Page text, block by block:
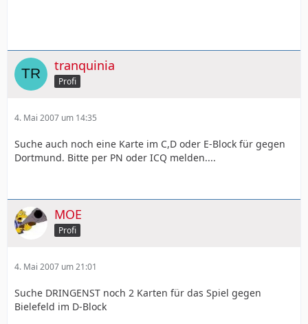
tranquinia
Profi
4. Mai 2007 um 14:35
Suche auch noch eine Karte im C,D oder E-Block für gegen
Dortmund. Bitte per PN oder ICQ melden....
MOE
Profi
4. Mai 2007 um 21:01
Suche DRINGENST noch 2 Karten für das Spiel gegen
Bielefeld im D-Block